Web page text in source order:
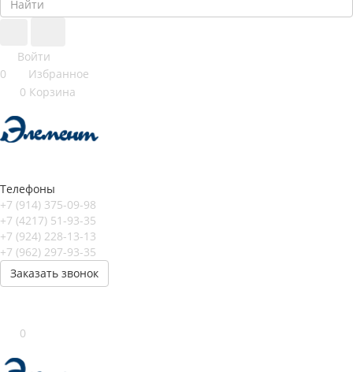
Войти
0
Избранное
0 Корзина
Телефоны
+7 (914) 375-09-98
+7 (4217) 51-93-35
+7 (924) 228-13-13
+7 (962) 297-93-35
Заказать звонок
0